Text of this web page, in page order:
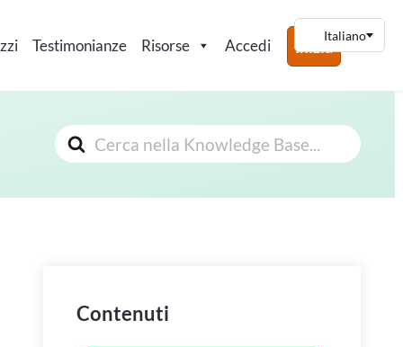
Testimonianze Risorse Accedi Inizia
Cerca
Contenuti